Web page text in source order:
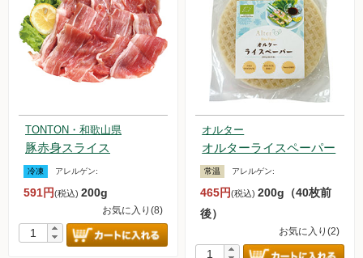
2024.8.3【毎週土曜日更新！】品ものアイテムを更新しまし
た。
2024.7.27【毎週土曜日更新！】品ものアイテムを更新しまし
た。
2024.7.20【毎週土曜日更新！】品ものアイテムを更新しまし
2024.7.13【毎週土曜日更新！】品ものアイテムを更新しまし
た。
2024.7.6【毎週土曜日更新！】品ものアイテムを更新しまし
た。
2024.6.29【毎週土曜日更新！】品ものアイテムを更新しまし
2024.6.22【毎週土曜日更新！】品ものアイテムを更新しまし
た。
TONTON・和歌山県
豚赤身スライス
冷凍 アレルゲン:
591円(税込) 200g
お気に入り(8)
オルター
オルターライスペーパー
常温 アレルゲン:
465円(税込)200g（40枚前
後）
お気に入り(2)